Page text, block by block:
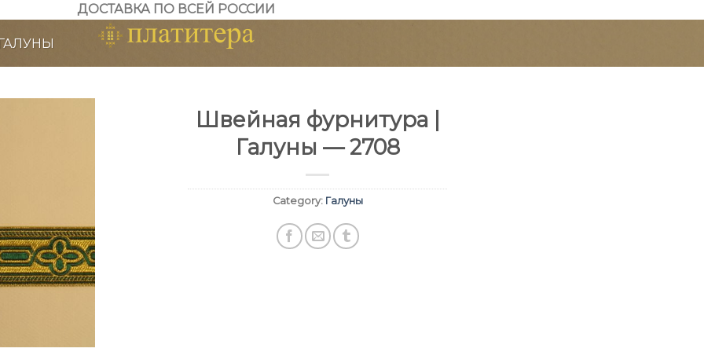
ДОСТАВКА ПО ВСЕЙ РОССИИ
Швейная фурнитура |
Галуны — 2708
Category: Галуны